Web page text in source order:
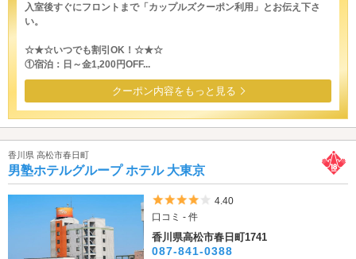
入室後すぐにフロントまで「カップルズクーポン利用」とお伝え下さ
い。
☆★☆いつでも割引OK！☆★☆
①宿泊：日～金1,200円OFF...
クーポン内容をもっと見る
香川県 高松市春日町
男塾ホテルグループ ホテル 大東京
5つ星のうち4
4.40
口コミ - 件
香川県高松市春日町1741
087-841-0388